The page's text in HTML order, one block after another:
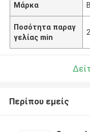
Μάρκα
Ποσότητα παραγ
γελίας min
Περίπου εμείς